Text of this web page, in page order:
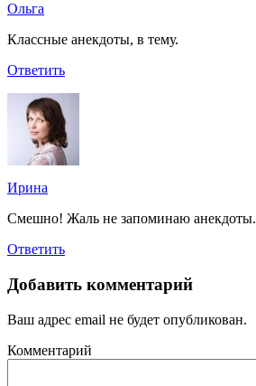
Ольга
Классные анекдоты, в тему.
Ответить
Ирина
Смешно! Жаль не запоминаю анекдоты.
Ответить
Добавить комментарий
Ваш адрес email не будет опубликован.
Комментарий